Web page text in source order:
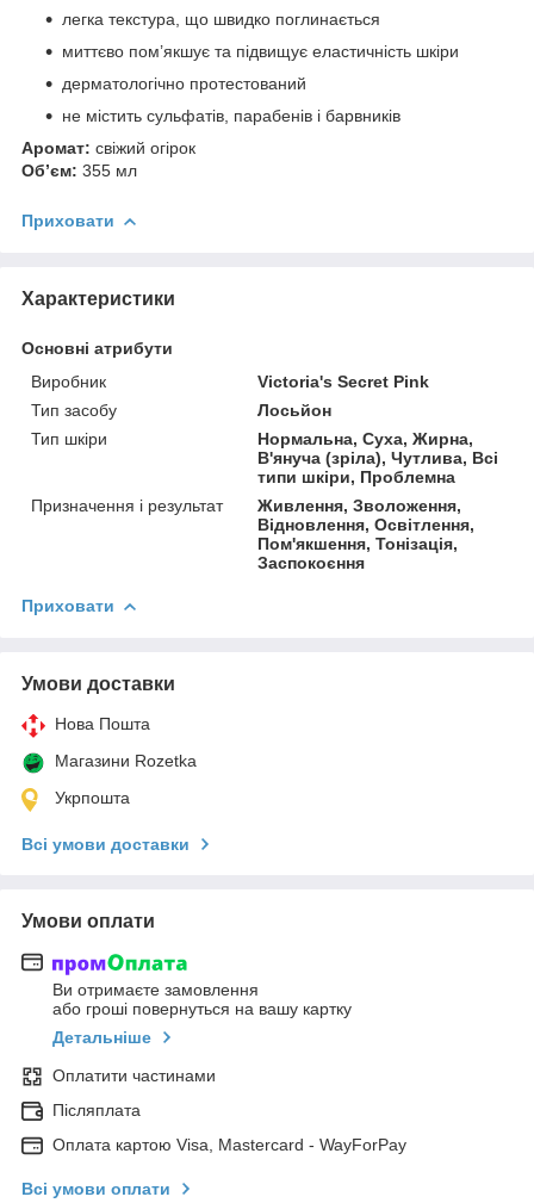
легка текстура, що швидко поглинається
миттєво пом’якшує та підвищує еластичність шкіри
дерматологічно протестований
не містить сульфатів, парабенів і барвників
Аромат: свіжий огірок
Об’єм: 355 мл
Приховати
Характеристики
Основні атрибути
Виробник
Victoria's Secret Pink
Тип засобу
Лосьйон
Тип шкіри
Нормальна, Суха, Жирна,
В'януча (зріла), Чутлива, Всі
типи шкіри, Проблемна
Призначення і результат
Живлення, Зволоження,
Відновлення, Освітлення,
Пом'якшення, Тонізація,
Заспокоєння
Приховати
Умови доставки
Нова Пошта
Магазини Rozetka
Укрпошта
Всі умови доставки
Умови оплати
Ви отримаєте замовлення
або гроші повернуться на вашу картку
Детальніше
Оплатити частинами
Післяплата
Оплата картою Visa, Mastercard - WayForPay
Всі умови оплати